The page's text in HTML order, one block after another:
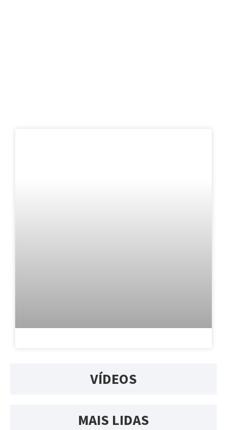
VÍDEOS
MAIS LIDAS